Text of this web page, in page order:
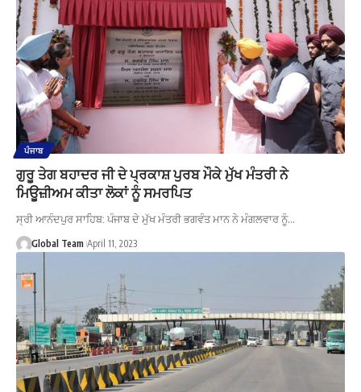
ਪੰਜਾਬ
ਗੁਰੂ ਤੇਗ ਬਹਾਦਰ ਜੀ ਦੇ ਪ੍ਰਕਾਸ਼ ਪੁਰਬ ਮੌਕੇ ਮੁੱਖ ਮੰਤਰੀ ਨੇ
ਮਿਊਜ਼ੀਅਮ ਕੀਤਾ ਲੋਕਾਂ ਨੂੰ ਸਮਰਪਿਤ
ਸ੍ਰੀ ਆਨੰਦਪੁਰ ਸਾਹਿਬ: ਪੰਜਾਬ ਦੇ ਮੁੱਖ ਮੰਤਰੀ ਭਗਵੰਤ ਮਾਨ ਨੇ ਮੰਗਲਵਾਰ ਨੂੰ…
Global Team April 11, 2023